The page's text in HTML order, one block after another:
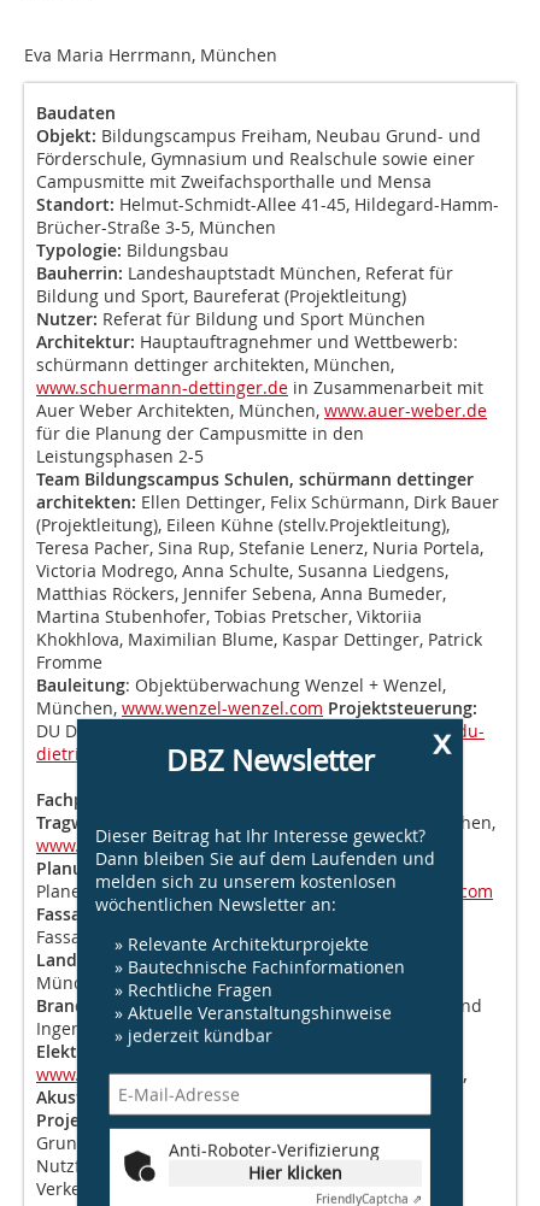
Eva Maria Herrmann, München
Baudaten
Objekt: Bildungscampus Freiham, Neubau Grund- und
Förderschule, Gymnasium und Realschule sowie einer
Campusmitte mit Zweifachsporthalle und Mensa
Standort: Helmut-Schmidt-Allee 41-45, Hildegard-Hamm-
Brücher-Straße 3-5, München
Typologie: Bildungsbau
Bauherrin: Landeshauptstadt München, Referat für
Bildung und Sport, Baureferat (Projektleitung)
Nutzer: Referat für Bildung und Sport München
Architektur: Hauptauftragnehmer und Wettbewerb:
schürmann dettinger architekten, München,
www.schuermann-dettinger.de in Zusammenarbeit mit
Auer Weber Architekten, München, www.auer-weber.de
für die Planung der Campusmitte in den
Leistungsphasen 2-5
Team Bildungscampus Schulen, schürmann dettinger
architekten: Ellen Dettinger, Felix Schürmann, Dirk Bauer
(Projektleitung), Eileen Kühne (stellv.Projektleitung),
Teresa Pacher, Sina Rup, Stefanie Lenerz, Nuria Portela,
Victoria Modrego, Anna Schulte, Susanna Liedgens,
Matthias Röckers, Jennifer Sebena, Anna Bumeder,
Martina Stubenhofer, Tobias Pretscher, Viktoriia
Khokhlova, Maximilian Blume, Kaspar Dettinger, Patrick
Fromme
Bauleitung: Objektüberwachung Wenzel + Wenzel,
München, www.wenzel-wenzel.com Projektsteuerung:
DU Diederichs Projektmanagement, München,
www.du-
dietrichs.de
Bauzeit:März 2017-August 2019
Fachplaner
Tragwerksplanung:
Sailer Stepan und Partner, München,
www.ssp-muc.com; Ingenieurbüro Krone, Berlin
Planung Technische Ausrüstung (HKLS):Obermeyer
Planen + Beraten, München,www.obermeyer-group.com
Fassadentechnik:IB R+R Fuchs Ingenieurbüro für
Fassadentechnik, München,www.r-r-fuchs.de
Landschaftsarchitektur:Keller Damm Kollegen,
München, www.keller-damm-kollegen.com
Brandschutzplaner: mhd Brandschutz Architekten und
Ingenieure, Ulm,www.mhd-brandschutz.de
Elektroplanung:
www.knab.net Thermische Bauphysik, Wärmeschutz,
Akustik:
Müller-BBM, Planegg,
Projektdaten
Grundstücksgröße: ca. 45000 m² Campusfläche
Nutzfläche gesamt: 36274 m² Technikfläche +
Verkehrsfläche: 19797 m²
x
DBZ Newsletter
Dieser Beitrag hat Ihr Interesse geweckt?
Dann bleiben Sie auf dem Laufenden und
melden sich zu unserem kostenlosen
wöchentlichen Newsletter an:
» Relevante Architekturprojekte
» Bautechnische Fachinformationen
» Rechtliche Fragen
» Aktuelle Veranstaltungshinweise
» jederzeit kündbar
Anti-Roboter-Verifizierung
Hier klicken
FriendlyCaptcha ⇗